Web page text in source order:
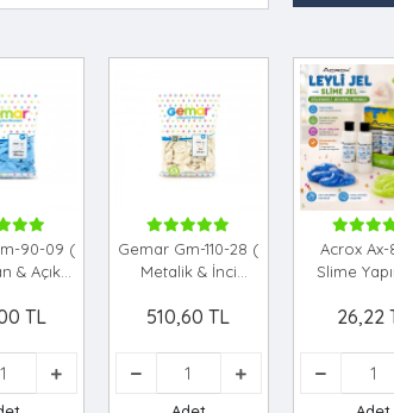
90-09 (
& Açık
100pcs
TL
Gemar Gm-110-28 (
Metalik & İnci
Balon ( 11'' & 28cm
510,60 TL
Acrox Ax-
Slime
26,22